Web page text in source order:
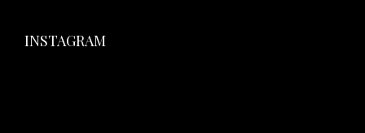
INSTAGRAM